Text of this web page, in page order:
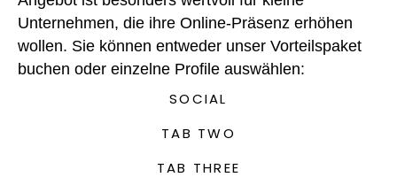
Unternehmen, die ihre Online-Präsenz erhöhen
wollen. Sie können entweder unser Vorteilspaket
buchen oder einzelne Profile auswählen:
SOCIAL
TAB TWO
TAB THREE